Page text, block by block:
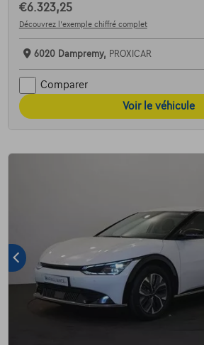
€6.323,25
Découvrez l’exemple chiffré complet
6020 Dampremy, PROXICAR
Comparer
Voir le véhicule